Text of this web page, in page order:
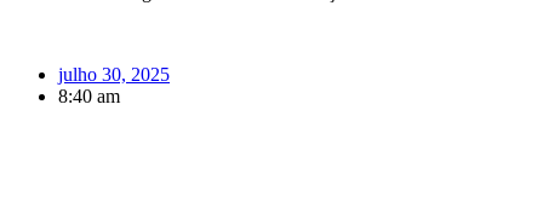
julho 30, 2025
8:40 am